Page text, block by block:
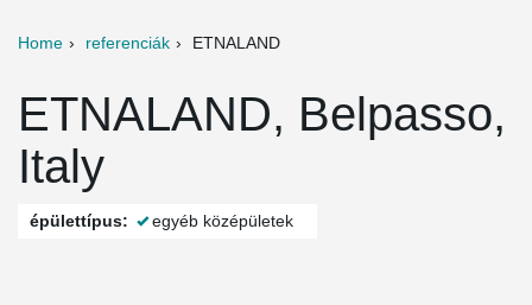
Home referenciák ETNALAND
ETNALAND, Belpasso,
Italy
épülettípus: egyéb középületek